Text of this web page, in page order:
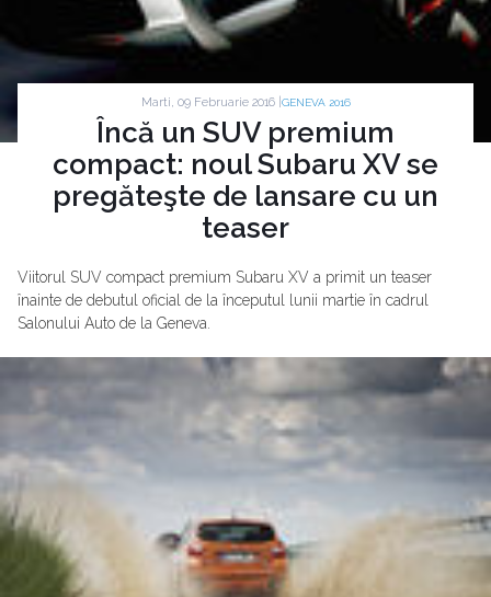
Marti, 09 Februarie 2016 | GENEVA 2016
Încă un SUV premium
compact: noul Subaru XV se
pregăteşte de lansare cu un
teaser
Viitorul SUV compact premium Subaru XV a primit un teaser
înainte de debutul oficial de la începutul lunii martie în cadrul
Salonului Auto de la Geneva.